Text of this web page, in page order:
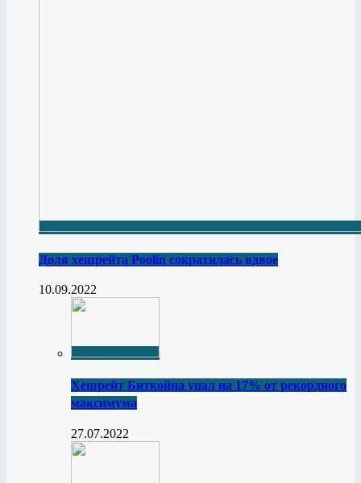
Доля хешрейта Poolin сократилась вдвое
10.09.2022
Хешрейт Биткойна упал на 17% от рекордного
максимума
27.07.2022